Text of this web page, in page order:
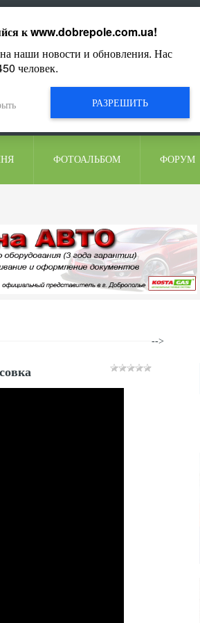
ФОТОАЛЬБОМ ФОРУМ
-->
кwww.dobrepole.com.ua!
наши новости и обновления. Нас
человек.
РАЗРЕШИТЬ